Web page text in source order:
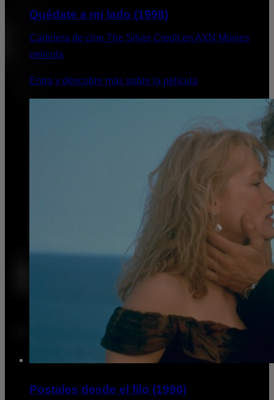
Quédate a mi lado (1998)
Cartelera de cine The Silver Credit en AXN Movies
pelicula
Entra y descubre más sobre la película
Postales desde el filo (1990)